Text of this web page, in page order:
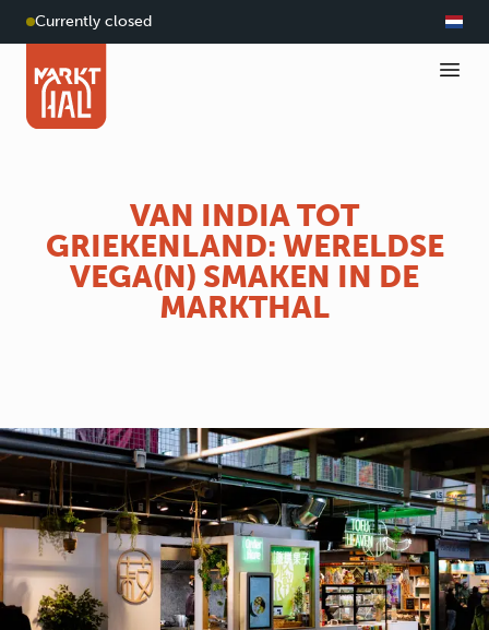
Currently closed
VAN INDIA TOT
GRIEKENLAND: WERELDSE
VEGA(N) SMAKEN IN DE
MARKTHAL